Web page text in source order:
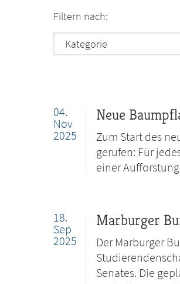
Filtern nach:
Kategorie
04.
Nov
2025
Neue
Zum Start des
gerufen: Für
einer
18.
Sep
2025
Marburger
Der Marburger
Senates. Die